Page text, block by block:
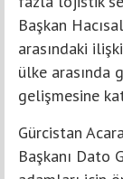
Başkan
arasındaki
ülke arasında
gelişmesine
Gürcistan
Başkanı Dato